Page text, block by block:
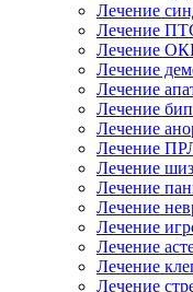
Лечение
Лечение
Лечение
Лечение
Лечение
Лечение
Лечение
Лечение
Лечение
Лечение
Лечение
Лечение
Лечение
Лечение
Лечение